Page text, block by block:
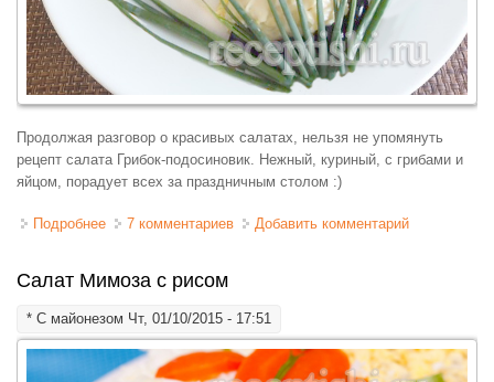
Продолжая разговор о красивых салатах, нельзя не упомянуть
рецепт салата Грибок-подосиновик. Нежный, куриный, с грибами и
яйцом, порадует всех за праздничным столом :)
Подробнее о Салат "грибок-подосиновик"
7 комментариев Добавить комментарий
Салат Мимоза с рисом
* С майонезом Чт, 01/10/2015 - 17:51